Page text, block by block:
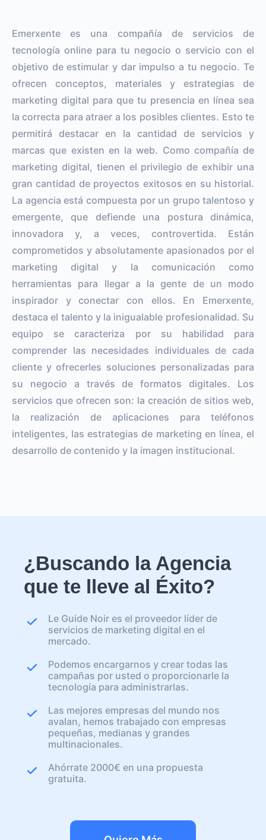
Emerxente es una compañía de servicios de
tecnología online para tu negocio o servicio con el
objetivo de estimular y dar impulso a tu negocio. Te
ofrecen conceptos, materiales y estrategias de
marketing digital para que tu presencia en línea sea
la correcta para atraer a los posibles clientes. Esto te
permitirá destacar en la cantidad de servicios y
marcas que existen en la web. Como compañía de
marketing digital, tienen el privilegio de exhibir una
gran cantidad de proyectos exitosos en su historial.
La agencia está compuesta por un grupo talentoso y
emergente, que defiende una postura dinámica,
innovadora y, a veces, controvertida. Están
comprometidos y absolutamente apasionados por el
marketing digital y la comunicación como
herramientas para llegar a la gente de un modo
inspirador y conectar con ellos. En Emerxente,
destaca el talento y la inigualable profesionalidad. Su
equipo se caracteriza por su habilidad para
comprender las necesidades individuales de cada
cliente y ofrecerles soluciones personalizadas para
su negocio a través de formatos digitales. Los
servicios que ofrecen son: la creación de sitios web,
la realización de aplicaciones para teléfonos
inteligentes, las estrategias de marketing en línea, el
desarrollo de contenido y la imagen institucional.
¿Buscando la Agencia
que te lleve al Éxito?
Le Guide Noir es el proveedor líder de
servicios de marketing digital en el
mercado.
Podemos encargarnos y crear todas las
campañas por usted o proporcionarle la
tecnología para administrarlas.
Las mejores empresas del mundo nos
avalan, hemos trabajado con empresas
pequeñas, medianas y grandes
multinacionales.
Ahórrate 2000€ en una propuesta
gratuita.